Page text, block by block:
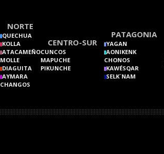
NORTE
QUECHUA
KOLLA
ATACAMEÑO
MOLLE
DIAGUITA
AYMARA
CHANGOS
CENTRO-SUR
CUNCOS
MAPUCHE
PIKUNCHE
PATAGONIA
YAGAN
AONIKENK
CHONOS
KAWÉSQAR
SELK´NAM